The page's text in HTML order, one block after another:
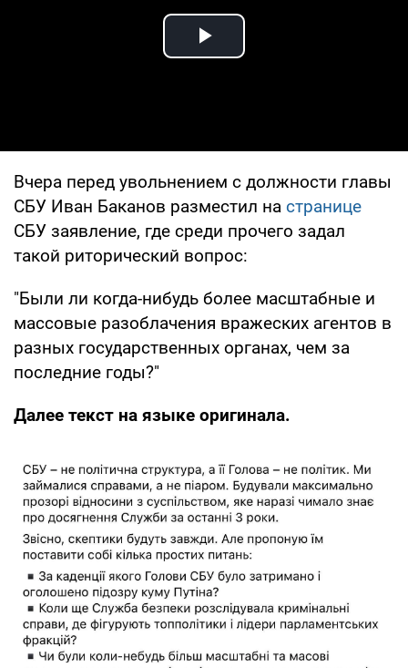
Play Video
Вчера перед увольнением с должности главы
СБУ Иван Баканов разместил на странице
СБУ заявление, где среди прочего задал
такой риторический вопрос:
"Были ли когда-нибудь более масштабные и
массовые разоблачения вражеских агентов в
разных государственных органах, чем за
последние годы?"
Далее текст на языке оригинала.